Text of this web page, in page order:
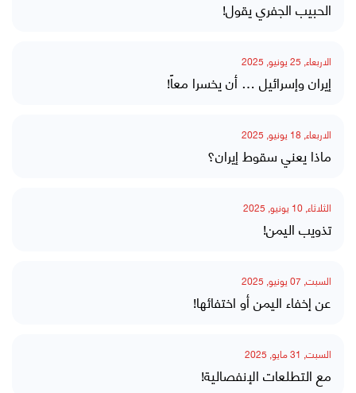
الحبيب الجفري يقول!
الاربعاء, 25 يونيو, 2025
إيران وإسرائيل … أن يخسرا معاً!
الاربعاء, 18 يونيو, 2025
ماذا يعني سقوط إيران؟
الثلاثاء, 10 يونيو, 2025
تذويب اليمن!
السبت, 07 يونيو, 2025
عن إخفاء اليمن أو اختفائها!
السبت, 31 مايو, 2025
مع التطلعات الإنفصالية!